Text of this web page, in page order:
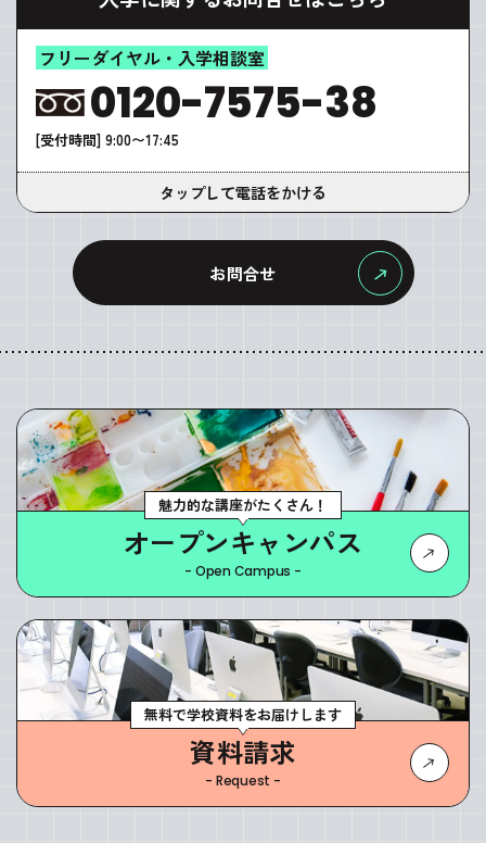
フリーダイヤル・入学相談室
0120-7575-38
[受付時間] 9:00〜17:45
タップして電話をかける
お問合せ
魅力的な講座がたくさん！
オープンキャンパス
- Open Campus -
無料で学校資料をお届けします
資料請求
- Request -